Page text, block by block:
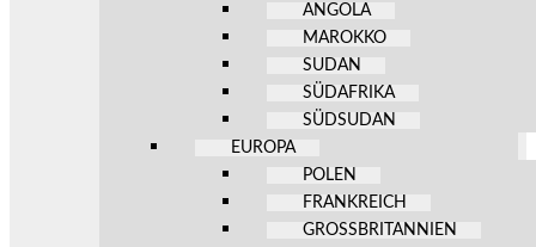
ANGOLA
MAROKKO
SUDAN
SÜDAFRIKA
SÜDSUDAN
EUROPA
POLEN
FRANKREICH
GROSSBRITANNIEN